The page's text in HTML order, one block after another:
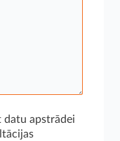
datu apstrādei